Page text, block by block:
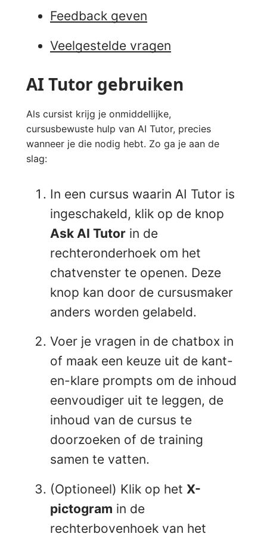
Feedback geven
Veelgestelde vragen
AI Tutor gebruiken
Als cursist krijg je onmiddellijke,
cursusbewuste hulp van AI Tutor, precies
wanneer je die nodig hebt. Zo ga je aan de
slag:
In een cursus waarin AI Tutor is
ingeschakeld, klik op de knop
Ask AI Tutor in de
rechteronderhoek om het
chatvenster te openen. Deze
knop kan door de cursusmaker
anders worden gelabeld.
Voer je vragen in de chatbox in
of maak een keuze uit de kant-
en-klare prompts om de inhoud
eenvoudiger uit te leggen, de
inhoud van de cursus te
doorzoeken of de training
samen te vatten.
(Optioneel) Klik op het X-
pictogram in de
rechterbovenhoek van het